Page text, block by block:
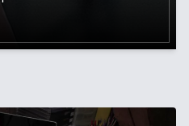
caricature ?